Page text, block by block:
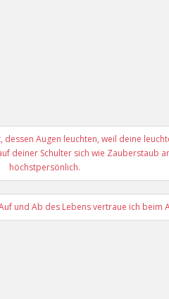
Augen leuchten, weil deine
deiner Schulter sich wie Zauberstaub
höchstpersönlich.
und Ab des Lebens vertraue ich beim